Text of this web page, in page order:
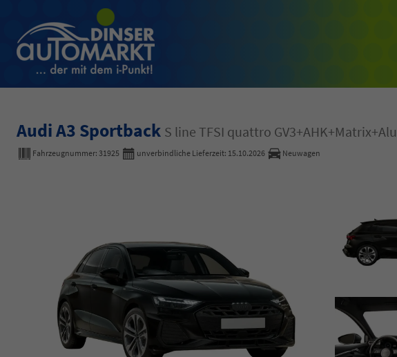
Audi A3 Sportback S line TFSI quattro
Fahrzeugnummer: 31925 unverbindliche Lieferzeit: 15.10.2026 Neuwagen